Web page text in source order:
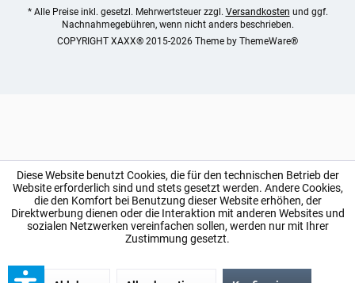
* Alle Preise inkl. gesetzl. Mehrwertsteuer zzgl. Versandkosten und ggf.
Nachnahmegebühren, wenn nicht anders beschrieben.
COPYRIGHT XAXX® 2015-2026 Theme by ThemeWare®
Diese Website benutzt Cookies, die für den technischen Betrieb der
Website erforderlich sind und stets gesetzt werden. Andere Cookies,
die den Komfort bei Benutzung dieser Website erhöhen, der
Direktwerbung dienen oder die Interaktion mit anderen Websites und
sozialen Netzwerken vereinfachen sollen, werden nur mit Ihrer
Zustimmung gesetzt.